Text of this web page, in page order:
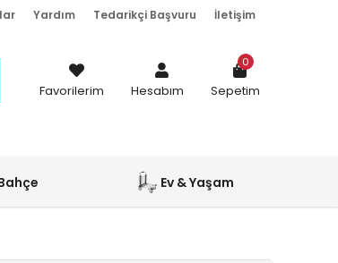
Yardım Tedarikçi Başvuru İletişim
Favorilerim Hesabım Sepetim
0
Ev & Yaşam